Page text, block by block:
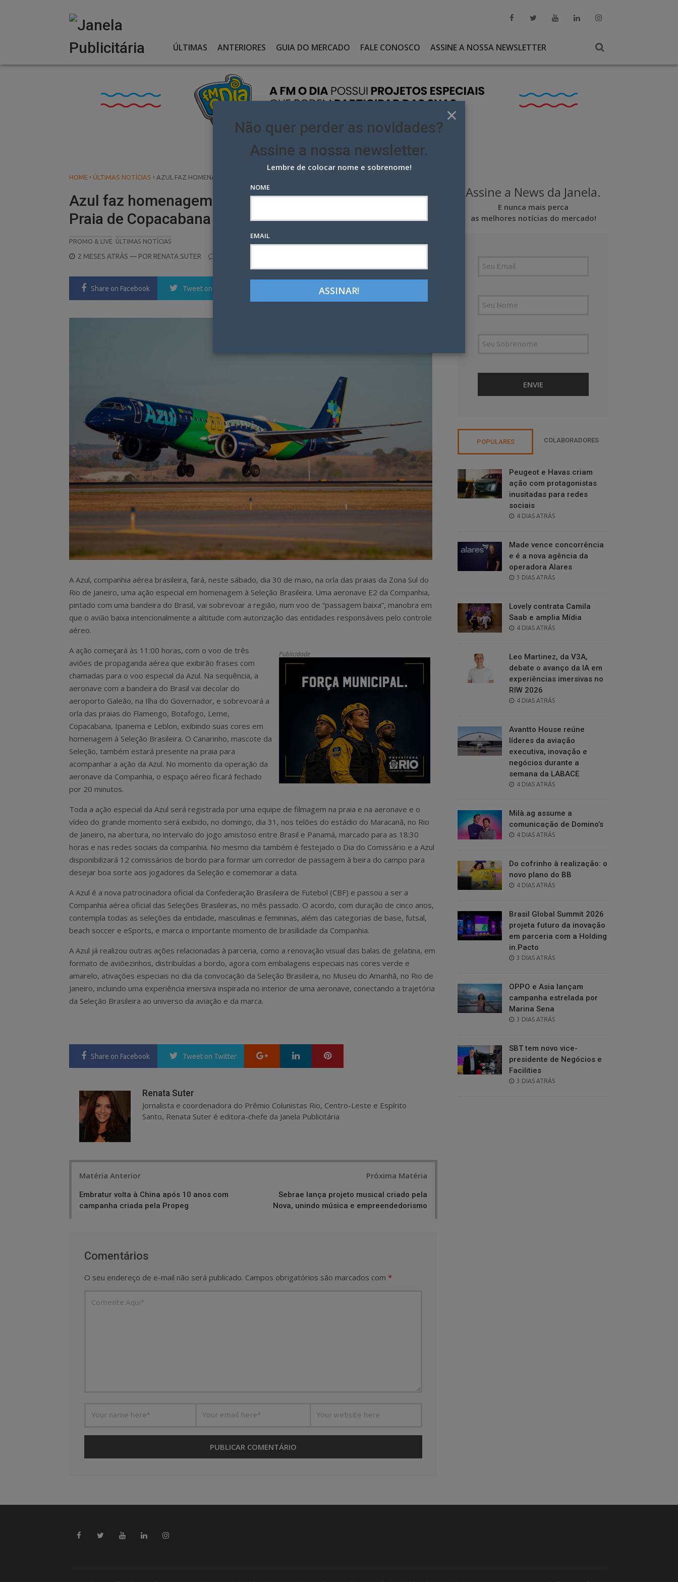
ÚLTIMAS ANTERIORES GUIA DO MERCADO FALE CONOSCO ASSINE A NOSSA NEWSLETTER
HOME › ÚLTIMAS NOTÍCIAS › AZUL FAZ HOMENAGEM À SELEÇÃO BRASILEIRA COM VOO NA PRAIA DE COPACABANA
Azul faz homenagem à Seleção Brasileira com voo na
Praia de Copacabana
PROMO & LIVE ÚLTIMAS NOTÍCIAS
POSTED
2 MESES ATRÁS — POR RENATA SUTER
Share on Facebook Tweet on Twitter LinkedIn Pinterest
A Azul, companhia aérea brasileira, fará, neste sábado, dia 30 de maio, na orla das praias da Zona Sul do
Rio de Janeiro, uma ação especial em homenagem à Seleção Brasileira. Uma aeronave E2 da Companhia,
pintado com uma bandeira do Brasil, vai sobrevoar a região, num voo de “passagem baixa”, manobra em
que o avião baixa intencionalmente a altitude com autorização das entidades responsáveis pelo controle
aéreo.
Publicidade
A ação começará às 11:00 horas, com o voo de três
aviões de propaganda aérea que exibirão frases com
chamadas para o voo especial da Azul. Na sequência, a
aeronave com a bandeira do Brasil vai decolar do
aeroporto Galeão, na Ilha do Governador, e sobrevoará a
orla das praias do Flamengo, Botafogo, Leme,
Copacabana, Ipanema e Leblon, exibindo suas cores em
homenagem à Seleção Brasileira. O Canarinho, mascote da
Seleção, também estará presente na praia para
acompanhar a ação da Azul. No momento da operação da
aeronave da Companhia, o espaço aéreo ficará fechado
por 20 minutos.
Toda a ação especial da Azul será registrada por uma equipe de filmagem na praia e na aeronave e o
vídeo do grande momento será exibido, no domingo, dia 31, nos telões do estádio do Maracanã, no Rio
de Janeiro, na abertura, no intervalo do jogo amistoso entre Brasil e Panamá, marcado para as 18:30
horas e nas redes sociais da companhia. No mesmo dia também é festejado o Dia do Comissário e a Azul
disponibilizará 12 comissários de bordo para formar um corredor de passagem à beira do campo para
desejar boa sorte aos jogadores da Seleção e comemorar a data.
A Azul é a nova patrocinadora oficial da Confederação Brasileira de Futebol (CBF) e passou a ser a
Companhia aérea oficial das Seleções Brasileiras, no mês passado. O acordo, com duração de cinco anos,
contempla todas as seleções da entidade, masculinas e femininas, além das categorias de base, futsal,
beach soccer e eSports, e marca o importante momento de brasilidade da Companhia.
A Azul já realizou outras ações relacionadas à parceria, como a renovação visual das balas de gelatina, em
formato de aviõezinhos, distribuídas a bordo, agora com embalagens especiais nas cores verde e
amarelo, ativações especiais no dia da convocação da Seleção Brasileira, no Museu do Amanhã, no Rio de
Janeiro, incluindo uma experiência imersiva inspirada no interior de uma aeronave, conectando a trajetória
da Seleção Brasileira ao universo da aviação e da marca.
Share on Facebook Tweet on Twitter Google+ LinkedIn
Renata Suter
Jornalista e coordenadora do Prêmio Colunistas Rio, Centro-Leste e Espírito
Santo, Renata Suter é editora-chefe da Janela Publicitária
Matéria Anterior
Embratur volta à China após 10 anos com
campanha criada pela Propeg
Próxima Matéria
Sebrae lança projeto musical criado pela
Nova, unindo música e empreendedorismo
Comentários
O seu endereço de e-mail não será publicado. Campos obrigatórios são marcados com *
Assine a News da Janela.
E nunca mais perca
as melhores notícias do mercado!
POPULARES COLABORADORES
Peugeot e Havas criam
ação com protagonistas
inusitadas para redes
sociais
POSTED
4 DIAS ATRÁS
Made vence concorrência
e é a nova agência da
operadora Alares
POSTED
3 DIAS ATRÁS
Lovely contrata Camila
Saab e amplia Mídia
POSTED
4 DIAS ATRÁS
Leo Martinez, da V3A,
debate o avanço da IA em
experiências imersivas no
RIW 2026
POSTED
4 DIAS ATRÁS
Avantto House reúne
líderes da aviação
executiva, inovação e
negócios durante a
semana da LABACE
POSTED
4 DIAS ATRÁS
Milà.ag assume a
comunicação de Domino’s
POSTED
4 DIAS ATRÁS
Do cofrinho à realização: o
novo plano do BB
POSTED
4 DIAS ATRÁS
Brasil Global Summit 2026
projeta futuro da inovação
em parceria com a Holding
in.Pacto
POSTED
3 DIAS ATRÁS
OPPO e Asia lançam
campanha estrelada por
Marina Sena
POSTED
3 DIAS ATRÁS
SBT tem novo vice-
presidente de Negócios e
Facilities
POSTED
3 DIAS ATRÁS
×
Não quer perder as novidades?
Assine a nossa newsletter.
Lembre de colocar nome e sobrenome!
NOME
EMAIL